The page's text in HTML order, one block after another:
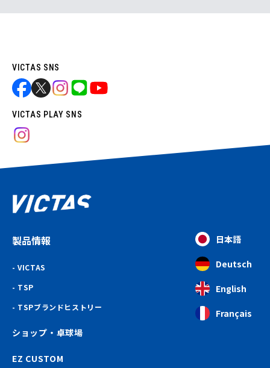
VICTAS SNS
VICTAS PLAY SNS
製品情報
VICTAS
TSP
TSPブランドヒストリー
ショップ・卓球場
EZ CUSTOM
日本語
Deutsch
English
Français